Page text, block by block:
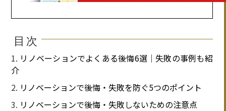
目次
リノベーションでよくある後悔6選│失敗の事例も紹
介
リノベーションで後悔・失敗を防ぐ5つのポイント
リノベーションで後悔・失敗しないための注意点